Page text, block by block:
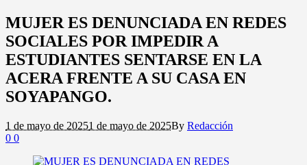
MUJER ES DENUNCIADA EN REDES
SOCIALES POR IMPEDIR A
ESTUDIANTES SENTARSE EN LA
ACERA FRENTE A SU CASA EN
SOYAPANGO.
1 de mayo de 20251 de mayo de 2025By Redacción
0 0